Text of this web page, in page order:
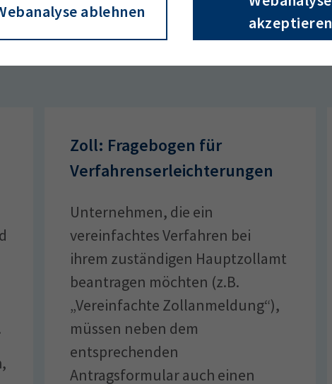
ablehnen
akzeptieren
Zoll: Fragebogen für
Verfahrenserleichterungen
Unternehmen, die ein
vereinfachtes Verfahren bei
ihrem zuständigen Hauptzollamt
beantragen möchten (z.B.
„Vereinfachte Zollanmeldung“),
müssen neben dem
entsprechenden
Antragsformular auch einen